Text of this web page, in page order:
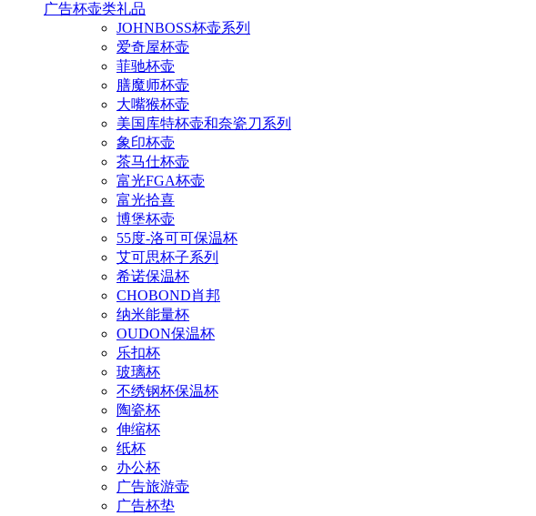
广告杯壶类礼品
JOHNBOSS杯壶系列
爱奇屋杯壶
菲驰杯壶
膳魔师杯壶
大嘴猴杯壶
美国库特杯壶和奈瓷刀系列
象印杯壶
茶马仕杯壶
富光FGA杯壶
富光拾喜
博堡杯壶
55度-洛可可保温杯
艾可思杯子系列
希诺保温杯
CHOBOND肖邦
纳米能量杯
OUDON保温杯
乐扣杯
玻璃杯
不绣钢杯保温杯
陶瓷杯
伸缩杯
纸杯
办公杯
广告旅游壶
广告杯垫